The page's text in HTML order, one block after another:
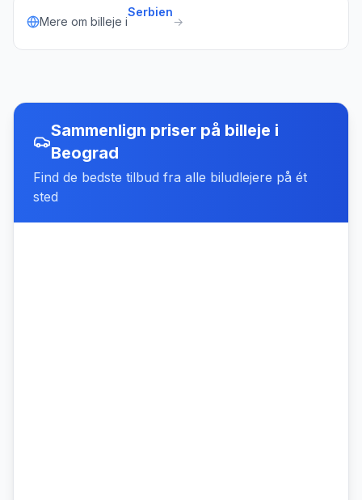
Mere om billeje i
Serbien
→
Sammenlign priser på billeje i
Beograd
Find de bedste tilbud fra alle biludlejere på ét
sted